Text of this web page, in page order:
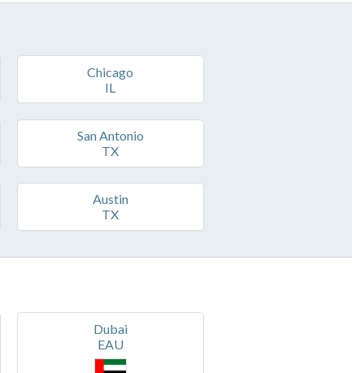
Chicago
IL
San Antonio
TX
Austin
TX
Dubai
EAU